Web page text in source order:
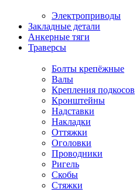
Электроприводы
Закладные детали
Анкерные тяги
Траверсы
Болты крепёжные
Валы
Крепления подкосов
Кронштейны
Надставки
Накладки
Оттяжки
Оголовки
Проводники
Ригель
Скобы
Стяжки